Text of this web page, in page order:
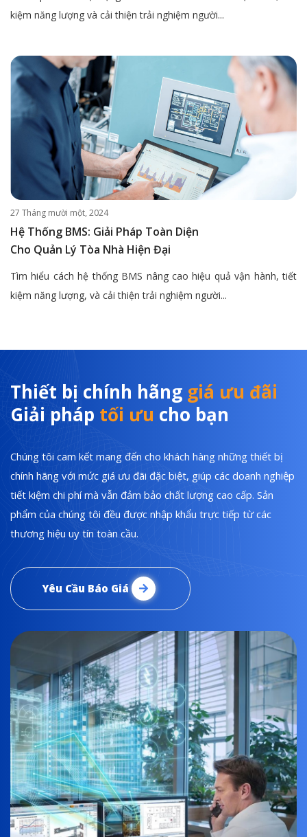
kiệm năng lượng và cải thiện trải nghiệm người...
27 Tháng mười một, 2024
Hệ Thống BMS: Giải Pháp Toàn Diện
Cho Quản Lý Tòa Nhà Hiện Đại
Tìm hiểu cách hệ thống BMS nâng cao hiệu quả vận hành, tiết
kiệm năng lượng, và cải thiện trải nghiệm người...
Thiết bị chính hãng giá ưu đãi
Giải pháp tối ưu cho bạn
Chúng tôi cam kết mang đến cho khách hàng những thiết bị
chính hãng với mức giá ưu đãi đặc biệt, giúp các doanh nghiệp
tiết kiệm chi phí mà vẫn đảm bảo chất lượng cao cấp. Sản
phẩm của chúng tôi đều được nhập khẩu trực tiếp từ các
thương hiệu uy tín toàn cầu.
Yêu Cầu Báo Giá